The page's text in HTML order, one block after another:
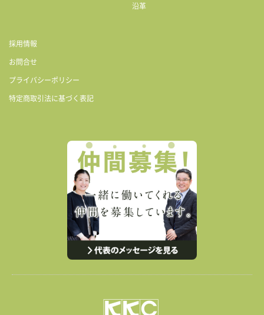
沿革
採用情報
お問合せ
プライバシーポリシー
特定商取引法に基づく表記